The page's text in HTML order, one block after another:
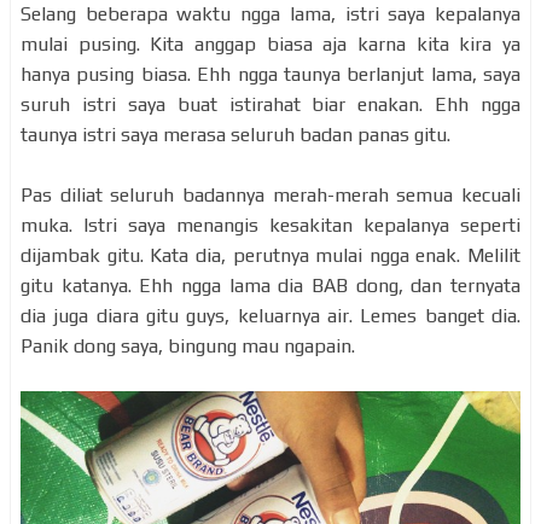
Selang beberapa waktu ngga lama, istri saya kepalanya
mulai pusing. Kita anggap biasa aja karna kita kira ya
hanya pusing biasa. Ehh ngga taunya berlanjut lama, saya
suruh istri saya buat istirahat biar enakan. Ehh ngga
taunya istri saya merasa seluruh badan panas gitu.
Pas diliat seluruh badannya merah-merah semua kecuali
muka. Istri saya menangis kesakitan kepalanya seperti
dijambak gitu. Kata dia, perutnya mulai ngga enak. Melilit
gitu katanya. Ehh ngga lama dia BAB dong, dan ternyata
dia juga diara gitu guys, keluarnya air. Lemes banget dia.
Panik dong saya, bingung mau ngapain.